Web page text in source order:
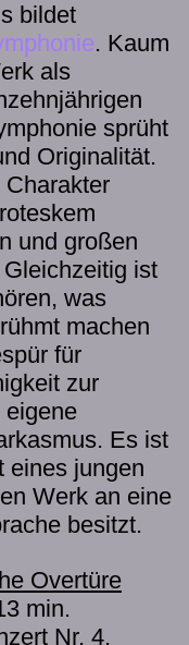
bildet
. Kaum
als
sprüht
Originalität.
Charakter
und großen
ist
was
machen
für
zur
eigene
Es ist
eines jungen
Werk an eine
besitzt.
Overtüre
min.
Nr. 4,